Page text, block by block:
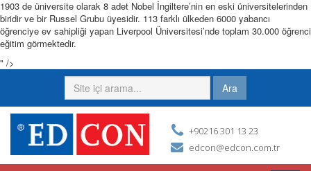
1903 de üniversite olarak 8 adet Nobel İngiltere’nin en eski üniversitelerinden
biridir ve bir Russel Grubu üyesidir. 113 farklı ülkeden 6000 yabancı
öğrenciye ev sahipliği yapan Liverpool Üniversitesi’nde toplam 30.000 öğrenci
eğitim görmektedir.
" />
Ara
+90216 301 13 23
edcon@edcon.com.tr